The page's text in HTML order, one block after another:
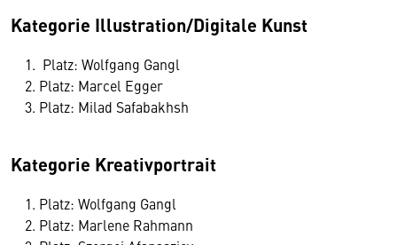
Kategorie Illustration/Digitale Kunst
Platz: Wolfgang Gangl
Platz: Marcel Egger
Platz: Milad Safabakhsh
Kategorie Kreativportrait
Platz: Wolfgang Gangl
Platz: Marlene Rahmann